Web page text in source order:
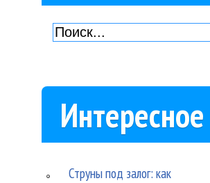
Интересное
Струны под залог: как